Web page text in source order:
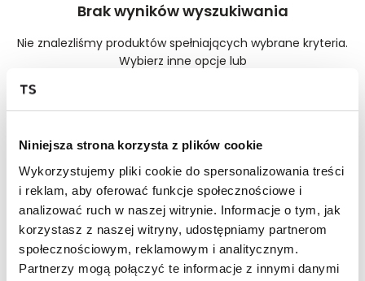
Niniejsza strona korzysta z plików cookie
Wykorzystujemy pliki cookie do spersonalizowania treści
i reklam, aby oferować funkcje społecznościowe i
analizować ruch w naszej witrynie. Informacje o tym, jak
korzystasz z naszej witryny, udostępniamy partnerom
społecznościowym, reklamowym i analitycznym.
Partnerzy mogą połączyć te informacje z innymi danymi
Brak wyników wyszukiwania
Nie znalezliśmy produktów spełniających wybrane kryteria.
Wybierz inne opcje lub
Wyczyść filtry
📸 OZNACZAJ NAS NA ZDJĘCIACH
#topsecretfashion